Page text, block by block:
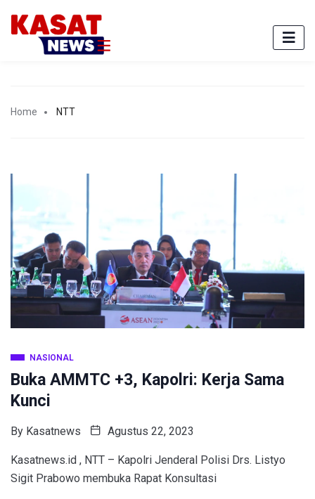
Home NTT
NASIONAL
Buka AMMTC +3, Kapolri: Kerja Sama
Kunci
By Kasatnews Agustus 22, 2023
Kasatnews.id , NTT – Kapolri Jenderal Polisi Drs. Listyo
Sigit Prabowo membuka Rapat Konsultasi